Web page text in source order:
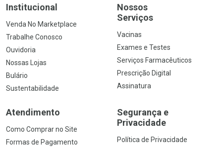
Institucional
Venda No Marketplace
Trabalhe Conosco
Ouvidoria
Nossas Lojas
Bulário
Sustentabilidade
Nossos
Serviços
Vacinas
Exames e Testes
Serviços Farmacêuticos
Prescrição Digital
Assinatura
Atendimento
Como Comprar no Site
Formas de Pagamento
Segurança e
Privacidade
Política de Privacidade